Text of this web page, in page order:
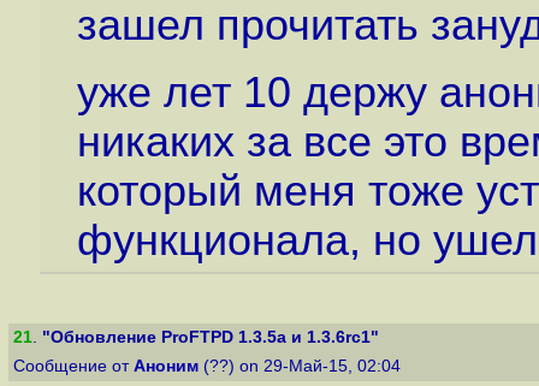
зашел прочитать
уже лет 10 держу
никаких за все это
который меня тоже
функционала, но
21. "Обновление ProFTPD 1.3.5a и 1.3.6rc1"
Сообщение от Аноним (??) on 29-Май-15, 02:04